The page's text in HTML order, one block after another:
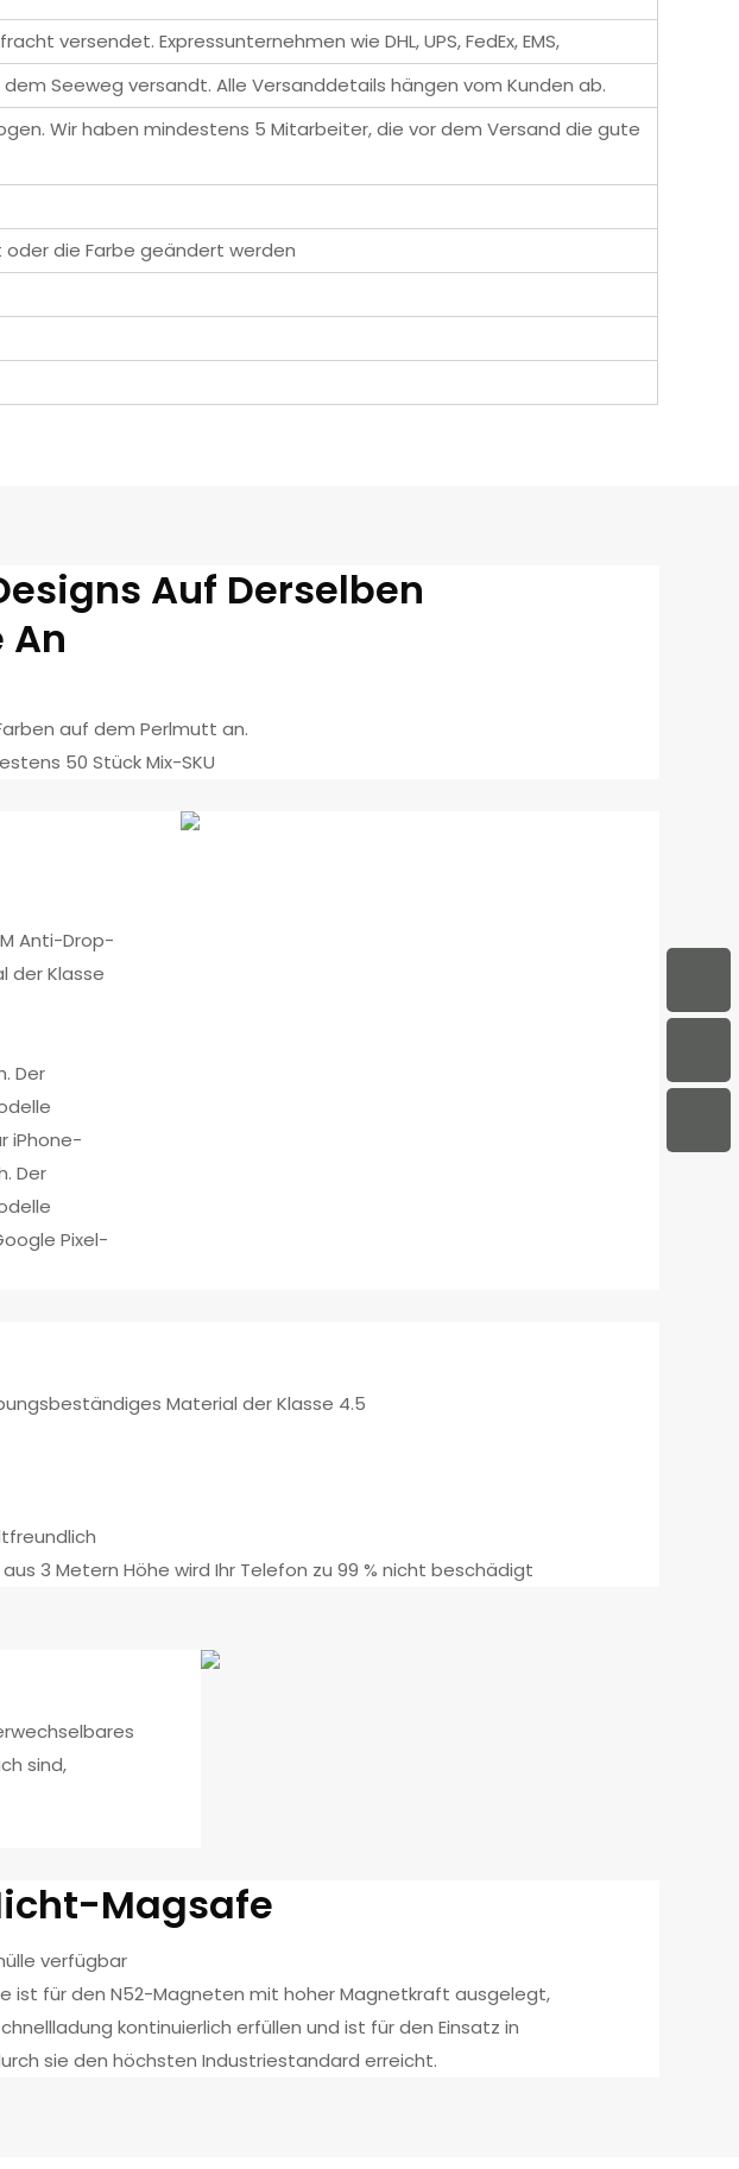
versendet. Expressunternehmen wie DHL, UPS, FedEx, EMS,
Seeweg versandt. Alle Versanddetails hängen vom Kunden ab.
Wir haben mindestens 5 Mitarbeiter, die vor dem Versand die gute
oder die Farbe geändert werden
Auf Derselben
An
auf dem Perlmutt an.
50 Stück Mix-SKU
Anti-Drop-
der Klasse
Der
iPhone-
Der
Pixel-
Material der Klasse 4.5
3 Metern Höhe wird Ihr Telefon zu 99 % nicht beschädigt
sind,
Magsafe
verfügbar
ist für den N52-Magneten mit hoher Magnetkraft ausgelegt,
kontinuierlich erfüllen und ist für den Einsatz in
sie den höchsten Industriestandard erreicht.